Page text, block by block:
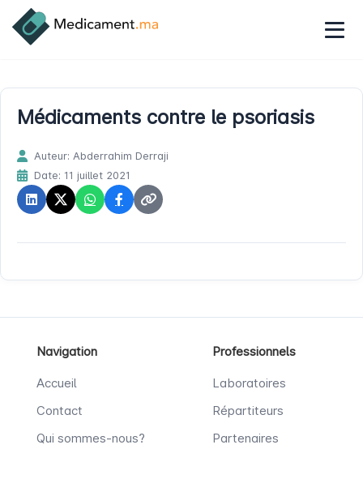
Médicaments contre le psoriasis
Auteur: Abderrahim Derraji
Date: 11 juillet 2021
Navigation
Accueil
Contact
Qui sommes-nous?
Professionnels
Laboratoires
Répartiteurs
Partenaires